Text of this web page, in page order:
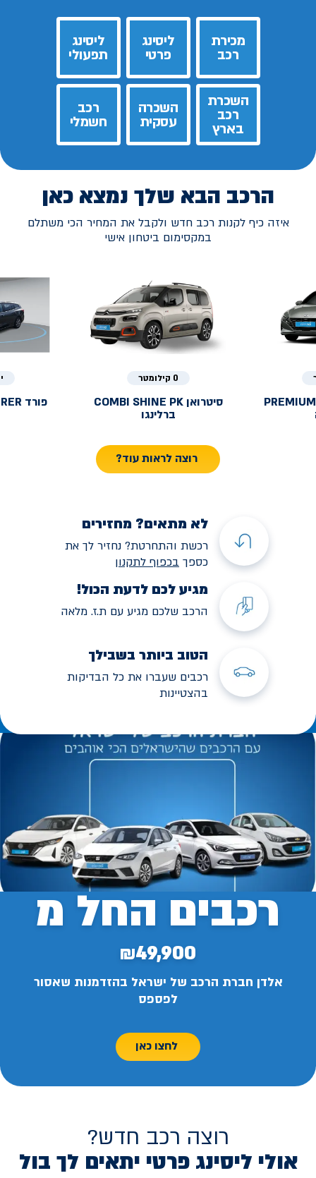
מכירת
רכב
ליסינג
פרטי
ליסינג
תפעולי
השכרת
רכב
בארץ
השכרה
עסקית
רכב
חשמלי
הרכב הבא שלך נמצא כאן
איזה כיף לקנות רכב חדש ולקבל את המחיר הכי משתלם
במקסימום ביטחון אישי
0 קילומטר
סיטרואן COMBI SHINE PK
ברלינגו
פורד
רוצה לראות עוד?
לא מתאים? מחזירים
רכשת והתחרטת? נחזיר לך את
כספך בכפוף לתקנון
מגיע לכם לדעת הכול!
הרכב שלכם מגיע עם ת.ז. מלאה
הטוב ביותר בשבילך
רכבים שעברו את כל הבדיקות
בהצטיינות
רכבים החל מ
₪49,900
אלדן חברת הרכב של ישראל בהזדמנות שאסור
לפספס
לחצו כאן
רוצה רכב חדש?
אולי ליסינג פרטי יתאים לך בול